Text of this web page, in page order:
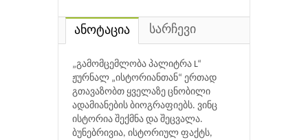
ანოტაცია სარჩევი
„გამომცემლობა პალიტრა L“
ჟურნალ „ისტორიანთან“ ერთად
გთავაზობთ ყველაზე ცნობილი
ადამიანების ბიოგრაფიებს. ვინც
ისტორია შექმნა და შეცვალა.
ბუნებრივია, ისტორიულ ფაქტს,